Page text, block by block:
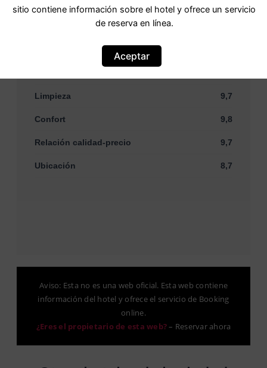
Basada en69 comentarios
Limpieza 9,7
Confort 9,8
Relación calidad-precio 9,7
Ubicación 8,7
Aviso: Esta no es una web oficial. Esta web contiene
información del hotel y ofrece el servicio de Booking
online.
¿Eres el propietario de esta web?– Reservar ahora
sitio contiene información sobre el hotel y ofrece un servicio
de reserva en línea.
Aceptar